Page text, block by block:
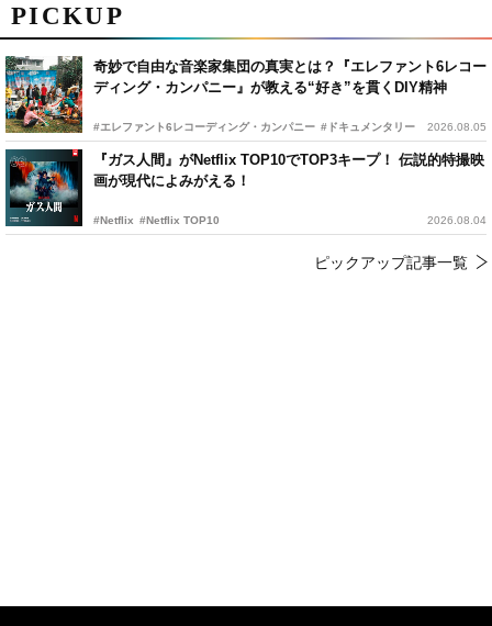
PICKUP
奇妙で自由な音楽家集団の真実とは？『エレファント6レコー
ディング・カンパニー』が教える“好き”を貫くDIY精神
#エレファント6レコーディング・カンパニー #ドキュメンタリー 2026.08.05
『ガス人間』がNetflix TOP10でTOP3キープ！ 伝説的特撮映
画が現代によみがえる！
#Netflix #Netflix TOP10 2026.08.04
ピックアップ記事一覧